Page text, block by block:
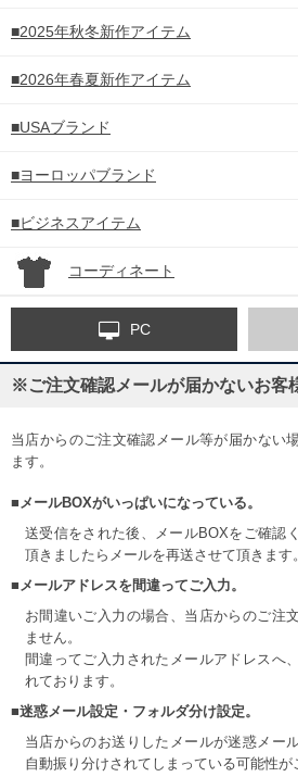
■2025年秋冬新作アイテム
■2026年春夏新作アイテム
■USAブランド
■ヨーロッパブランド
■ビジネスアイテム
コーディネート
PC
※ご注文確認メールが届かないお客
当店からのご注文確認メール等が届かない
ます。
■メールBOXがいっぱいになっている。
送受信をされた後、メールBOXをご確認
頂きましたらメールを再送させて頂きます。
■メールアドレスを間違ってご入力。
お間違いご入力の場合、当店からのご注
ません。
間違ってご入力されたメールアドレスへ
れております。
■迷惑メール設定・フォルダ分け設定。
当店からのお送りしたメールが迷惑メー
自動振り分けされてしまっている可能性が